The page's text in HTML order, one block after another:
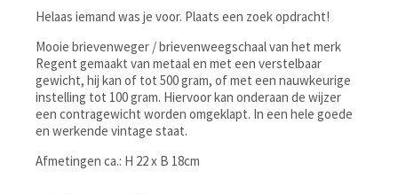
Helaas iemand was je voor. Plaats een zoek opdracht!
Mooie brievenweger / brievenweegschaal van het merk
Regent gemaakt van metaal en met een verstelbaar
gewicht, hij kan of tot 500 gram, of met een nauwkeurige
instelling tot 100 gram. Hiervoor kan onderaan de wijzer
een contragewicht worden omgeklapt. In een hele goede
en werkende vintage staat.
Afmetingen ca.: H 22 x B 18cm